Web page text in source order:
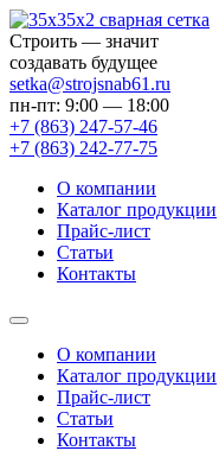
Строить — значит
создавать будущее
setka@strojsnab61.ru
пн-пт: 9:00 — 18:00
+7 (863) 247-57-46
+7 (863) 242-77-75
О компании
Каталог продукции
Прайс-лист
Статьи
Контакты
О компании
Каталог продукции
Прайс-лист
Статьи
Контакты